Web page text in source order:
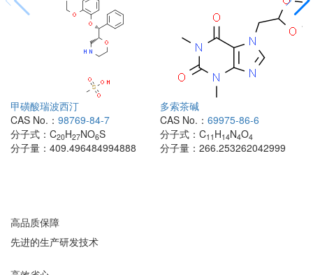
甲磺酸瑞波西汀
CAS No.： 98769-84-7
分子式： C20H27NO6S
分子量： 409.496484994888
多索茶碱
CAS No.： 69975-86-6
分子式： C11 H14N4O4
分子量： 266.253262042999
高品质保障
先进的生产研发技术